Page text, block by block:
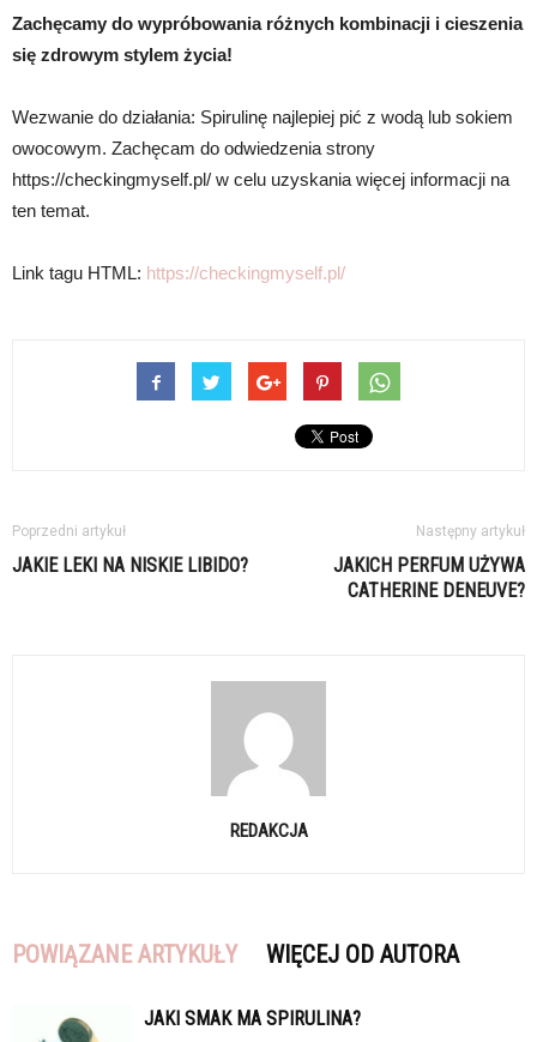
Zachęcamy do wypróbowania różnych kombinacji i cieszenia
się zdrowym stylem życia!
Wezwanie do działania: Spirulinę najlepiej pić z wodą lub sokiem
owocowym. Zachęcam do odwiedzenia strony
https://checkingmyself.pl/ w celu uzyskania więcej informacji na
ten temat.
Link tagu HTML: https://checkingmyself.pl/
Poprzedni artykuł
JAKIE LEKI NA NISKIE LIBIDO?
Następny artykuł
JAKICH PERFUM UŻYWA
CATHERINE DENEUVE?
REDAKCJA
POWIĄZANE ARTYKUŁY WIĘCEJ OD AUTORA
JAKI SMAK MA SPIRULINA?